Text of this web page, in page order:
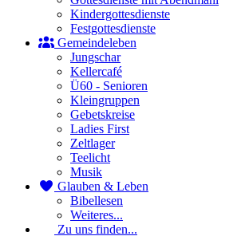
Kindergottesdienste
Festgottesdienste
Gemeindeleben
Jungschar
Kellercafé
Ü60 - Senioren
Kleingruppen
Gebetskreise
Ladies First
Zeltlager
Teelicht
Musik
Glauben & Leben
Bibellesen
Weiteres...
Zu uns finden...